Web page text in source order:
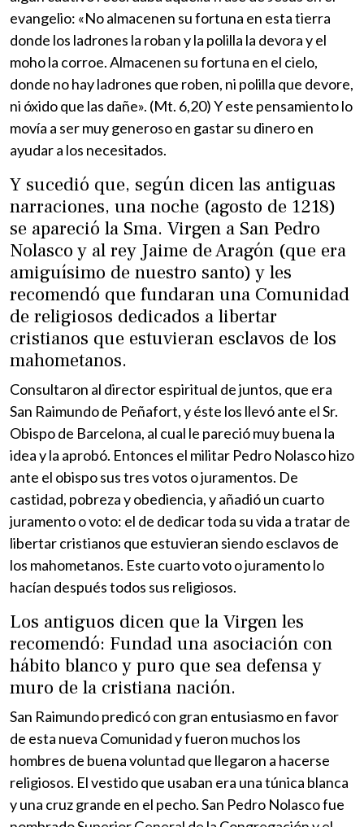
evangelio: «No almacenen su fortuna en esta tierra
donde los ladrones la roban y la polilla la devora y el
moho la corroe. Almacenen su fortuna en el cielo,
donde no hay ladrones que roben, ni polilla que devore,
ni óxido que las dañe». (Mt. 6,20) Y este pensamiento lo
movía a ser muy generoso en gastar su dinero en
ayudar a los necesitados.
Y sucedió que, según dicen las antiguas
narraciones, una noche (agosto de 1218)
se apareció la Sma. Virgen a San Pedro
Nolasco y al rey Jaime de Aragón (que era
amiguísimo de nuestro santo) y les
recomendó que fundaran una Comunidad
de religiosos dedicados a libertar
cristianos que estuvieran esclavos de los
mahometanos.
Consultaron al director espiritual de juntos, que era
San Raimundo de Peñafort, y éste los llevó ante el Sr.
Obispo de Barcelona, al cual le pareció muy buena la
idea y la aprobó. Entonces el militar Pedro Nolasco hizo
ante el obispo sus tres votos o juramentos. De
castidad, pobreza y obediencia, y añadió un cuarto
juramento o voto: el de dedicar toda su vida a tratar de
libertar cristianos que estuvieran siendo esclavos de
los mahometanos. Este cuarto voto o juramento lo
hacían después todos sus religiosos.
Los antiguos dicen que la Virgen les
recomendó: Fundad una asociación con
hábito blanco y puro que sea defensa y
muro de la cristiana nación.
San Raimundo predicó con gran entusiasmo en favor
de esta nueva Comunidad y fueron muchos los
hombres de buena voluntad que llegaron a hacerse
religiosos. El vestido que usaban era una túnica blanca
y una cruz grande en el pecho. San Pedro Nolasco fue